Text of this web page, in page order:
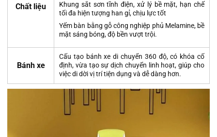
Chất liệu
Khung sắt sơn tĩnh điện, xử lý bề mặt, hạn chế
tối đa hiện tượng han gỉ, chịu lực tốt
Yếm bàn bằng gỗ công nghiệp phủ Melamine, bề
mặt sáng bóng, độ bền vượt trội.
Bánh xe
Cấu tạo bánh xe di chuyển 360 độ, có khóa cố
định, vừa tạo sự dịch chuyển linh hoạt, giúp cho
việc di dời vị trí tiện dụng và dễ dàng hơn.